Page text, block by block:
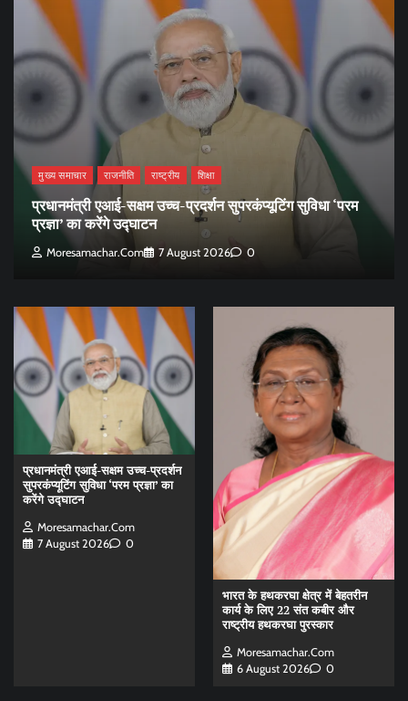
मुख्य समाचार राजनीति राष्ट्रीय शिक्षा
प्रधानमंत्री एआई-सक्षम उच्च-प्रदर्शन सुपरकंप्यूटिंग सुविधा ‘परम
प्रज्ञा’ का करेंगे उद्घाटन
Moresamachar.com 7 August 2026 0
प्रधानमंत्री एआई-सक्षम उच्च-प्रदर्शन
सुपरकंप्यूटिंग सुविधा ‘परम प्रज्ञा’ का
करेंगे उद्घाटन
Moresamachar.com
7 August 2026
0
भारत के हथकरघा क्षेत्र में बेहतरीन
कार्य के लिए 22 संत कबीर और
राष्ट्रीय हथकरघा पुरस्कार
Moresamachar.com
6 August 2026
0